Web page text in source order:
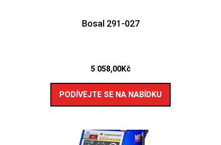
Bosal 291-027
5 058,00Kč
PODÍVEJTE SE NA NABÍDKU